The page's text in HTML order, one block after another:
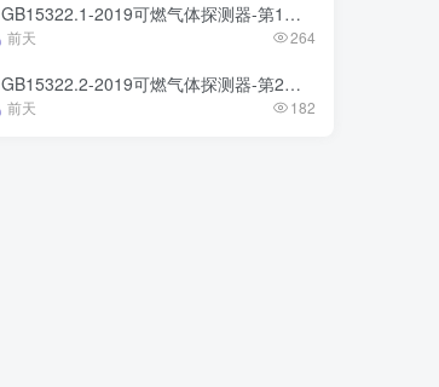
GB15322.1-2019可燃气体探测器-第1部分
前天 264
GB15322.2-2019可燃气体探测器-第2部分
前天 182
GB15322.1-2019可燃气体探测器-第1部分
前天 264
GB15322.2-2019可燃气体探测器-第2部分
前天 182